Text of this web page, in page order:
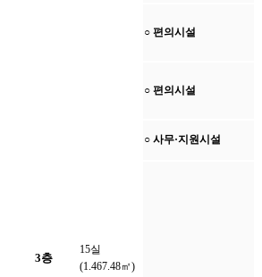
○ 편의시설
3층
15실
(1.467.48㎡)
○ 편의시설
○ 사무·지원시설